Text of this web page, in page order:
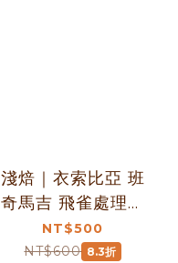
淺焙｜衣索比亞 班
奇馬吉 飛雀處理站
頂級 G1 藝伎 水洗
咖啡豆 半磅
NT$500
NT$600 8.3折